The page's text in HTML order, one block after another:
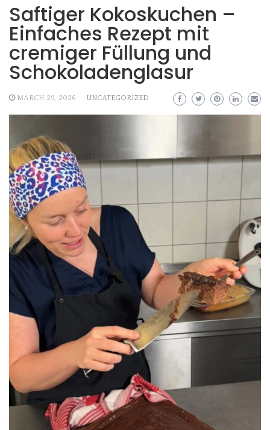
Saftiger Kokoskuchen –
Einfaches Rezept mit
cremiger Füllung und
Schokoladenglasur
MARCH 29, 2026 UNCATEGORIZED